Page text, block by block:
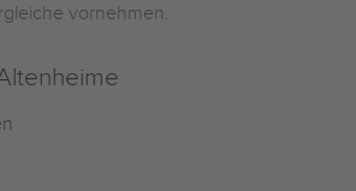
vornehmen.